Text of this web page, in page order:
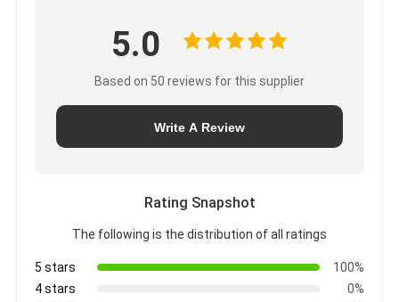
5.0
Based on 50 reviews for this supplier
Write A Review
Rating Snapshot
The following is the distribution of all ratings
5 stars
100%
4 stars
0%